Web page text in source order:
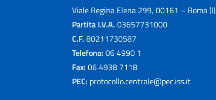
Viale Regina Elena 299, 00161 – Roma (I)
Partita I.V.A. 03657731000
C.F. 80211730587
Telefono: 06 4990 1
Fax: 06 4938 7118
PEC: protocollo.centrale@pec.iss.it